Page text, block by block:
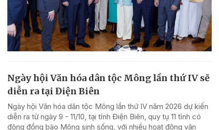
Ngày hội Văn hóa dân tộc Mông lần thứ IV sẽ
diễn ra tại Điện Biên
Ngày hội Văn hóa dân tộc Mông lần thứ IV năm 2026 dự kiến
diễn ra từ ngày 9 - 11/10, tại tỉnh Điện Biên, quy tụ 11 tỉnh có
đông đồng bào Mông sinh sống, với nhiều hoạt động văn